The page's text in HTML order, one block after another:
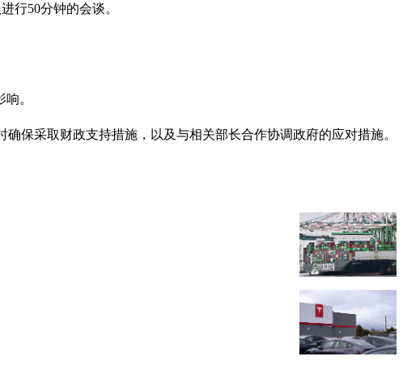
行50分钟的会谈。
。
保采取财政支持措施，以及与相关部长合作协调政府的应对措施。